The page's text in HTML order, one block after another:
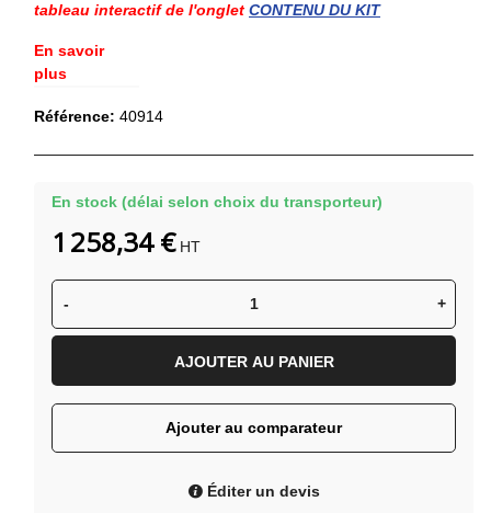
tableau interactif de l'onglet CONTENU DU KIT
En savoir
plus
Référence: 40914
En stock (délai selon choix du transporteur)
- +
AJOUTER AU PANIER
Ajouter au comparateur
Éditer un devis
1 258,34 € HT